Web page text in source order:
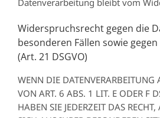
Widerspruchsrecht gegen die
besonderen Fällen sowie
(Art. 21 DSGVO)
WENN DIE DATENVERARBEITUNG
VON ART. 6 ABS. 1 LIT. E ODER F
HABEN SIE JEDERZEIT DAS